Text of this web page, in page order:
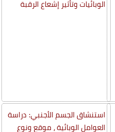
الوبائيات وتأثير إشعاع الرقبة
استنشاق الجسم الأجنبي: دراسة
العوامل الوبائية ، موقع ونوع